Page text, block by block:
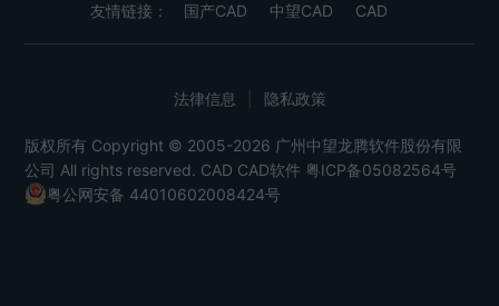
友情链接： 国产CAD 中望CAD CAD
版权所有 Copyright © 2005-2026 广州中望龙腾软件股份有限
公司 All rights reserved. CAD CAD软件 粤ICP备05082564号
粤公网安备 44010602008424号
法律信息 隐私政策